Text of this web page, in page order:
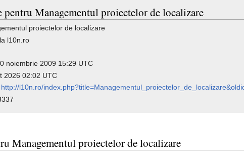
Managementul proiectelor de localizare
proiectelor de localizare
l10n.ro
noiembrie 2009 15:29 UTC
2026 02:02 UTC
http://l10n.ro/
Managementul proiectelor de localizare